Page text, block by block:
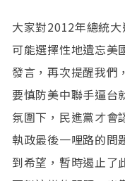
大家對2012年總統
可能選擇性地遺忘美
發言，再次提醒我們
要慎防美中聯手逼台
氛圍下，民進黨才會
執政最後一哩路的問
到希望，暫時遏止了